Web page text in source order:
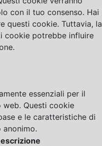
con il tuo consenso. Hai
questi cookie. Tuttavia, la
cookie potrebbe influire
essenziali per il
Questi cookie
e le caratteristiche di